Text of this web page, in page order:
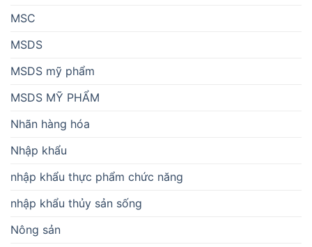
MSC
MSDS
MSDS mỹ phẩm
MSDS MỸ PHẨM
Nhãn hàng hóa
Nhập khẩu
nhập khẩu thực phẩm chức năng
nhập khẩu thủy sản sống
Nông sản